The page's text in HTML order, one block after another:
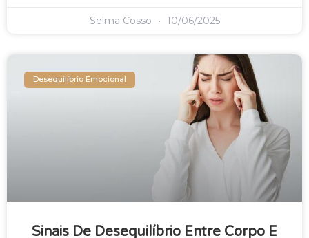
Selma Cosso 10/06/2025
Desequilíbrio Emocional
Sinais De Desequilíbrio Entre Corpo E